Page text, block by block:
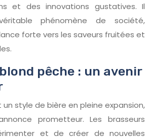
et des innovations gustatives. Il
phénomène de société,
forte vers les saveurs fruitées et
pêche : un avenir
un style de bière en pleine expansion,
prometteur. Les brasseurs
et de créer de nouvelles